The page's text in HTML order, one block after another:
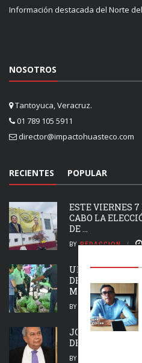
Información destacada del Norte
NOSOTROS
Tantoyuca, Veracruz.
01 789 105 5911
director@impactohuasteco.com
RECIENTES POPULAR
ESTE VIERNES 7
CABO LA
DE ...
BYREDACCION
UN ÉXITO LA
DE TATATILA EN
MÁS DE 6 ...
BY REDACCION
JOSÉ URIEL
DE 48 AÑOS EN
BY